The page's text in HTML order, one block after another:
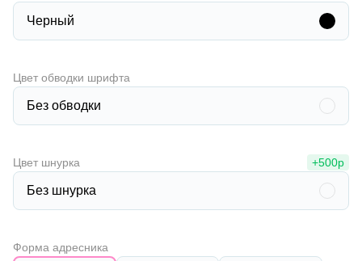
Черный
Цвет обводки шрифта
Без обводки
Цвет шнурка +500р
Без шнурка
Форма адресника